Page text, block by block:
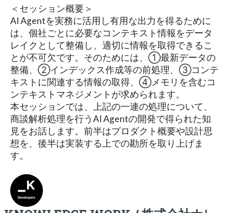
＜セッション概要＞
AI Agentを実務に活用し有用な出力を得るために
は、個社ごとに必要なコンテキスト情報をデータ
レイクとして整備し、適切に情報を取得できるこ
とが不可欠です。そのためには、①最新データの
整備、②インデックス作成等の前処理、③コンテ
キストに関連する情報の取得、④メモリを含むコ
ンテキストマネジメントが求められます。
本セッションでは、上記の一連の処理について、
商談解析処理を行うAI Agentの開発で得られた知
見をお話します。前半はプロダクト概要や設計思
想を、後半は実装する上での勘所を取り上げま
す。